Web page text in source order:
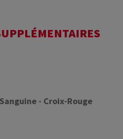
- Croix-Rouge